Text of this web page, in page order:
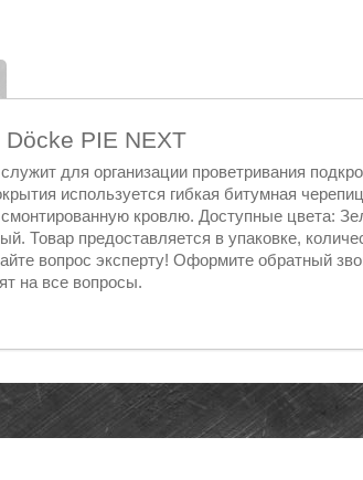
Döcke PIE NEXT
для организации проветривания
используется гибкая битумная
смонтированную кровлю. Доступные цвета:
Товар предоставляется в упаковке,
вопрос эксперту! Оформите обратный
на все вопросы.